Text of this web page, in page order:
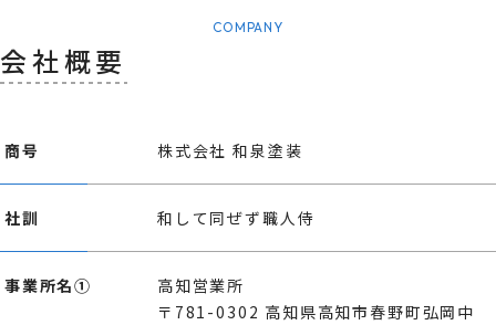
COMPANY
会社概要
商号 株式会社 和泉塗装
社訓 和して同ぜず職人侍
事業所名①
高知営業所
〒781-0302 高知県高知市春野町弘岡中